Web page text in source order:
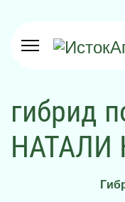
гибрид
НАТАЛИ